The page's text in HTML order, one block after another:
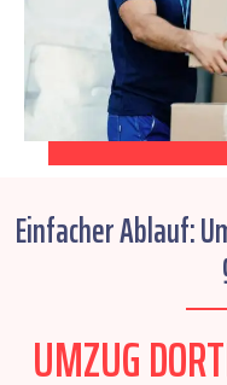
Einfacher Ablauf:
UMZUG